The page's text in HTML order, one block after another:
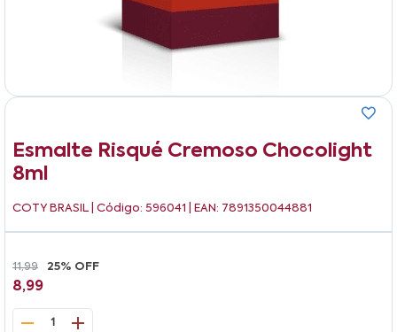
Esmalte Risqué Cremoso Chocolight
8ml
COTY BRASIL | Código: 596041 | EAN: 7891350044881
11,99 25% OFF
8,99
1